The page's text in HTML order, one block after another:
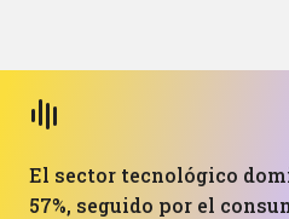
El sector tecnológico
57%, seguido por el